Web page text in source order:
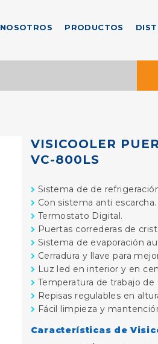
NOSOTROS PRODUCTOS
VISICOOLER
VC-800LS
Sistema de de
Con sistema anti escarcha.
Termostato Digital.
Puertas correderas de
Sistema de evaporación
Cerradura y llave para
Luz led en interior y en
Temperatura de trabajo de
Repisas regulables en
Fácil limpieza y
Características de